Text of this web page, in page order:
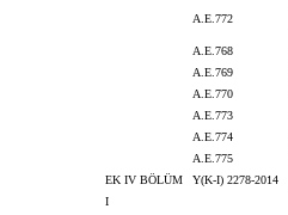
A.E.772
A.E.768
A.E.769
A.E.770
A.E.773
A.E.774
A.E.775
EK IV BÖLÜM
I
Y(K-I) 2278-2014